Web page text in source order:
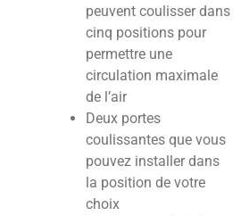
peuvent coulisser dans
cinq positions pour
permettre une
circulation maximale
de l’air
Deux portes
coulissantes que vous
pouvez installer dans
la position de votre
choix